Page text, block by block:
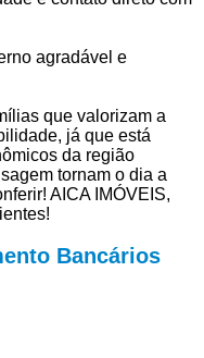
agradável e
que valorizam a
já que está
da região
tornam o dia a
AICA IMÓVEIS,
Bancários